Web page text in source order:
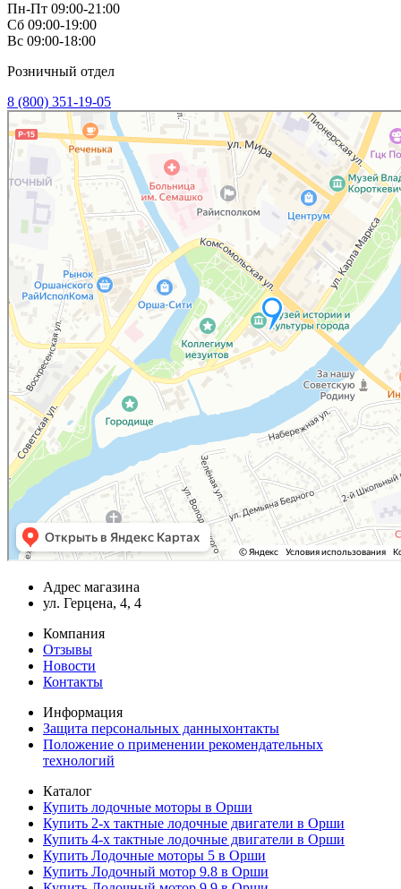
Пн-Пт 09:00-21:00
Сб 09:00-19:00
Вс 09:00-18:00
Розничный отдел
8 (800) 351-19-05
Адрес магазина
ул. Герцена, 4, 4
Компания
Отзывы
Новости
Контакты
Информация
Защита персональных данныхонтакты
Положение о применении рекомендательных
технологий
Каталог
Купить лодочные моторы в Орши
Купить 2-х тактные лодочные двигатели в Орши
Купить 4-х тактные лодочные двигатели в Орши
Купить Лодочные моторы 5 в Орши
Купить Лодочный мотор 9.8 в Орши